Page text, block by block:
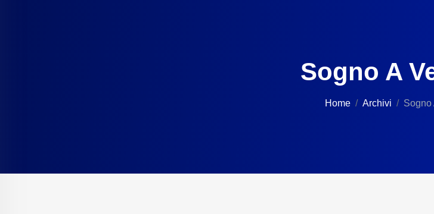
Sogno A
Home Archivi Sogno